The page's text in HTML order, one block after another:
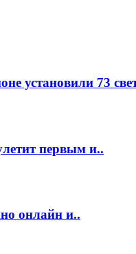
установили 73
первым и..
онлайн и..